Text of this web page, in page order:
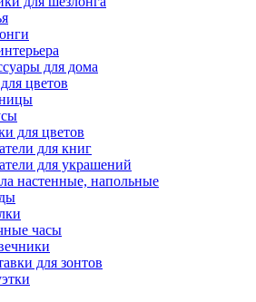
для дома
цветов
для цветов
для книг
для украшений
настенные, напольные
часы
для зонтов